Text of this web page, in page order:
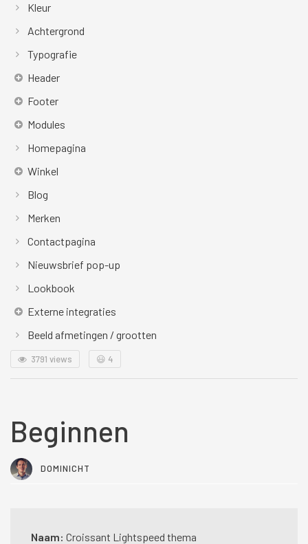
Kleur
Achtergrond
Typografie
Header
Footer
Modules
Homepagina
Winkel
Blog
Merken
Contactpagina
Nieuwsbrief pop-up
Lookbook
Externe integraties
Beeld afmetingen / grootten
3791 views 😃 4
Beginnen
DOMINICHT
Naam: Croissant Lightspeed thema